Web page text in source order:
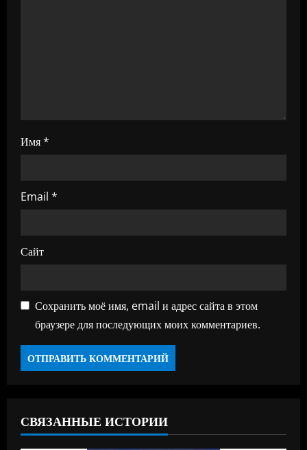
и
с
м
Имя*
Email *
Сайт
Сохранить моё имя, email и адрес сайта в этом
браузере для последующих моих комментариев.
СВЯЗАННЫЕ ИСТОРИИ